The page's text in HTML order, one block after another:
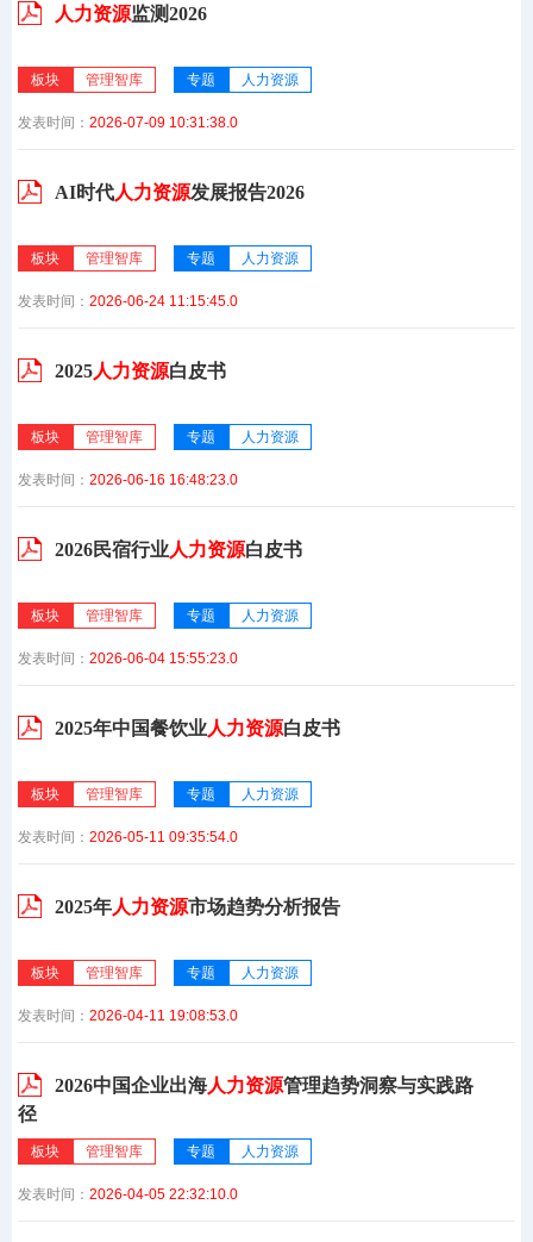
人力资源监测2026
板块 管理智库 专题 人力资源
发表时间： 2026-07-09 10:31:38.0
AI时代人力资源发展报告2026
板块 管理智库 专题 人力资源
发表时间： 2026-06-24 11:15:45.0
2025人力资源白皮书
板块 管理智库 专题 人力资源
发表时间： 2026-06-16 16:48:23.0
2026民宿行业人力资源白皮书
板块 管理智库 专题 人力资源
发表时间： 2026-06-04 15:55:23.0
2025年中国餐饮业人力资源白皮书
板块 管理智库 专题 人力资源
发表时间： 2026-05-11 09:35:54.0
2025年人力资源市场趋势分析报告
板块 管理智库 专题 人力资源
发表时间： 2026-04-11 19:08:53.0
2026中国企业出海人力资源管理趋势洞察与实践路
径
板块 管理智库 专题 人力资源
发表时间： 2026-04-05 22:32:10.0